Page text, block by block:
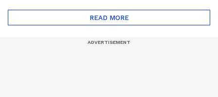
വാങ്ങാൻ
ലോകകപ്പ് ക്വാർട്ടറിൽ
ഇന്ന് യൂറോപ്യൻ
READ MORE